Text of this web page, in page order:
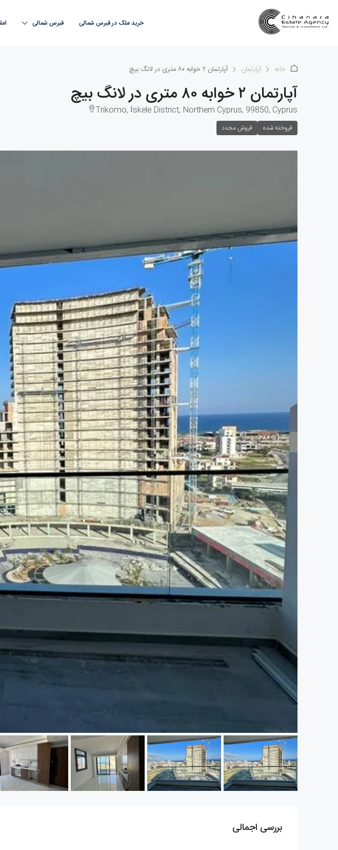
خرید ملک در قبرس شمالی قبرس‌ شمالی
خانه آپارتمان آپارتمان ۲ خوابه ۸۰ متری در لانگ بیچ
آپارتمان ۲ خوابه ۸۰ متری در لانگ بیچ
Trikomo, İskele District, Northern Cyprus, 99850, Cyprus
فروخته شده فروش مجدد
بررسی اجمالی